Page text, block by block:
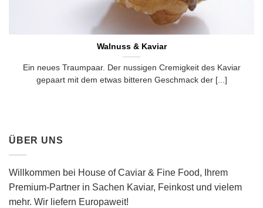
Walnuss & Kaviar
Ein neues Traumpaar. Der nussigen Cremigkeit des Kaviar
gepaart mit dem etwas bitteren Geschmack der [...]
ÜBER UNS
Willkommen bei House of Caviar & Fine Food, Ihrem
Premium-Partner in Sachen Kaviar, Feinkost und vielem
mehr. Wir liefern Europaweit!